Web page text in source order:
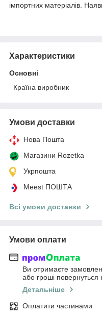
імпортних матеріалів.
Характеристики
Основні
Країна виробник
Умови доставки
Нова Пошта
Магазини Rozetka
Укрпошта
Meest ПОШТА
Всі умови доставки
Умови оплати
Ви отримаєте
або гроші повернуться
Детальніше
Оплатити частинами